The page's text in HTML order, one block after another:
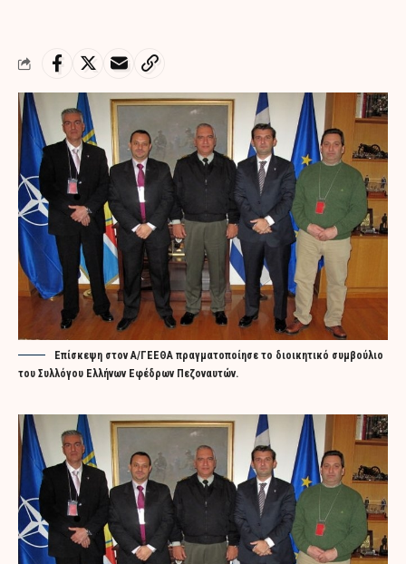
Επίσκεψη στον Α/ΓΕΕΘΑ πραγματοποίησε το διοικητικό συμβούλιο
του Συλλόγου Ελλήνων Εφέδρων Πεζοναυτών.